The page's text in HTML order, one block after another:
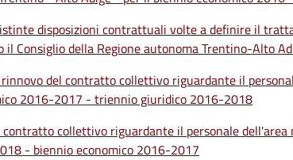
disposizioni contrattuali volte a definire il
Consiglio della Regione autonoma Trentino-Alto
del contratto collettivo riguardante il
2016-2017 - triennio giuridico 2016-2018
collettivo riguardante il personale dell'area
- biennio economico 2016-2017